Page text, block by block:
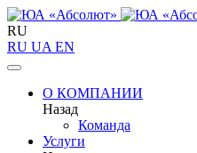
RU
RU UA EN
О КОМПАНИИ
Назад
Команда
Услуги